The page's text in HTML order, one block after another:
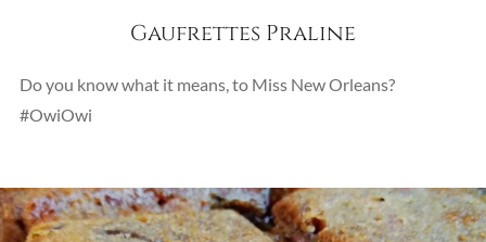
Gaufrettes Praline
Do you know what it means, to Miss New Orleans?
#OwiOwi